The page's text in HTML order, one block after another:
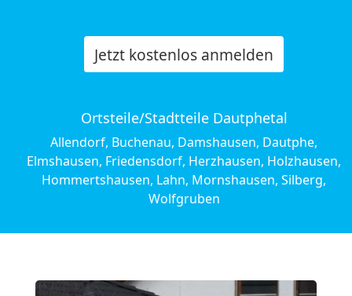
Jetzt kostenlos anmelden
Ortsteile/Stadtteile Dautphetal
Allendorf, Buchenau, Damshausen, Dautphe,
Elmshausen, Friedensdorf, Herzhausen, Holzhausen,
Hommertshausen, Lahn, Mornshausen, Silberg,
Wolfgruben